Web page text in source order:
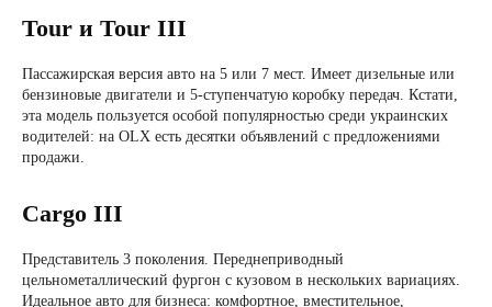
Tour и Tour III
Пассажирская версия авто на 5 или 7 мест. Имеет дизельные или
бензиновые двигатели и 5-ступенчатую коробку передач. Кстати,
эта модель пользуется особой популярностью среди украинских
водителей: на OLX есть десятки объявлений с предложениями
продажи.
Cargo III
Представитель 3 поколения. Переднеприводный
цельнометаллический фургон с кузовом в нескольких вариациях.
Идеальное авто для бизнеса: комфортное, вместительное,